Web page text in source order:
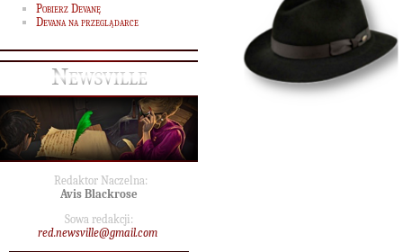
Pobierz Devanę
Devana na przeglądarce
Newsville
Redaktor Naczelna:
Avis Blackrose
Sowa redakcji:
red.newsville@gmail.com